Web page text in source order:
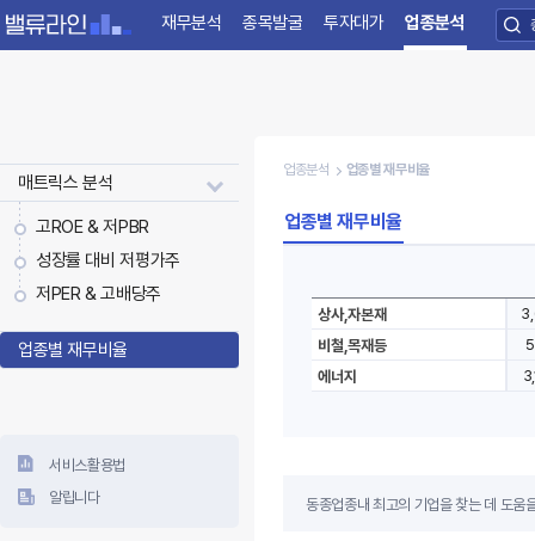
재무분석 종목발굴 투자대가 업종분석
매트릭스 분석
고ROE & 저PBR
성장률 대비 저평가주
저PER & 고배당주
업종별 재무비율
서비스활용법
알립니다
업종분석 업종별 재무비율
업종별 재무비율
매출액 영업이익
1,525,803
94,499
상사,자본재
비철,목재등
에너지
동종업종내 최고의 기업을 찾는 데 도움